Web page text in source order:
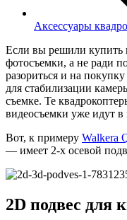
Аксессуары
Если вы решили купить
фотосъемки, а не ради
разориться и на покупку
для стабилизации
съемке. Те
видеосъемки уже идут в
Вот, к примеру Walkera
— имеет 2-х осевой
2D подвес для